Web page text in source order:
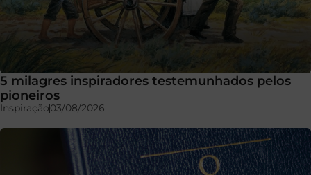
5 milagres inspiradores testemunhados pelos
pioneiros
Inspiração03/08/2026